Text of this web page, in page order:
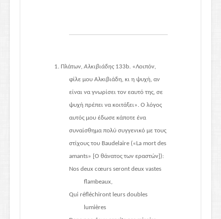
1. Πλάτων, Αλκιβιάδης133b. «Λοιπόν,
φίλε μου Αλκιβιάδη, κι η ψυχή, αν
είναι να γνωρίσει τον εαυτό της, σε
ψυχή πρέπει να κοιτάξει». Ο λόγος
αυτός μου έδωσε κάποτε ένα
συναίσθημα πολύ συγγενικό με τους
στίχους του Baudelaire («La mort des
amants» [Ο θάνατος των εραστών]):
Nos deux cœurs seront deux vastes
flambeaux,
Qui réfléchiront leurs doubles
lumières